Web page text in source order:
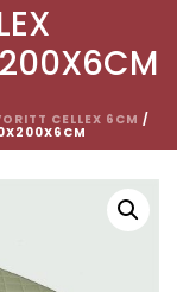
CELLEX 6CM /